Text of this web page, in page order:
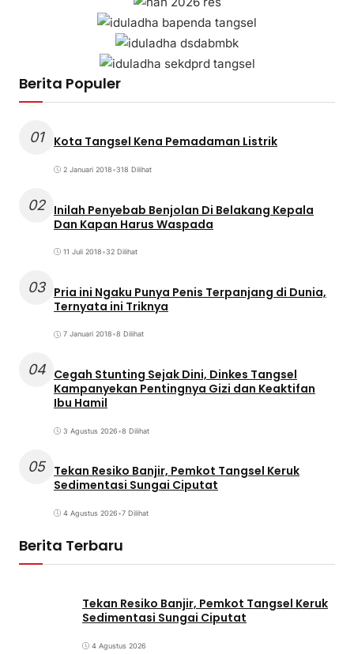
Berita Populer
01 Kota Tangsel Kena Pemadaman Listrik
2 Januari 2018•318 Dilihat
02 Inilah Penyebab Benjolan Di Belakang Kepala
Dan Kapan Harus Waspada
11 Juli 2018•32 Dilihat
03 Pria ini Ngaku Punya Penis Terpanjang di Dunia,
Ternyata ini Triknya
7 Januari 2018•8 Dilihat
04 Cegah Stunting Sejak Dini, Dinkes Tangsel
Kampanyekan Pentingnya Gizi dan Keaktifan
Ibu Hamil
3 Agustus 2026•8 Dilihat
05 Tekan Resiko Banjir, Pemkot Tangsel Keruk
Sedimentasi Sungai Ciputat
4 Agustus 2026•7 Dilihat
Berita Terbaru
Tekan Resiko Banjir, Pemkot Tangsel Keruk
Sedimentasi Sungai Ciputat
4 Agustus 2026